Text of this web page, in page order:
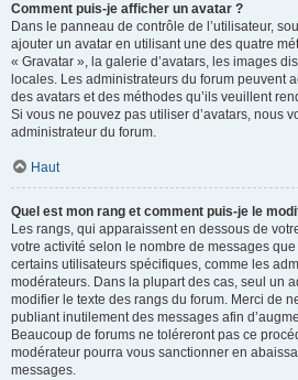
Comment puis-je afficher un avatar ?
Dans le panneau de contrôle de l’utilisateur,
ajouter un avatar en utilisant une des quatre
« Gravatar », la galerie d’avatars, les images
locales. Les administrateurs du forum peuvent
des avatars et des méthodes qu’ils veuillent
Si vous ne pouvez pas utiliser d’avatars, nous
administrateur du forum.
Haut
Quel est mon rang et comment puis-je le
Les rangs, qui apparaissent en dessous de
votre activité selon le nombre de messages
certains utilisateurs spécifiques, comme les
modérateurs. Dans la plupart des cas, seul un
modifier le texte des rangs du forum. Merci de
publiant inutilement des messages afin
Beaucoup de forums ne toléreront pas ce
modérateur pourra vous sanctionner en
messages.